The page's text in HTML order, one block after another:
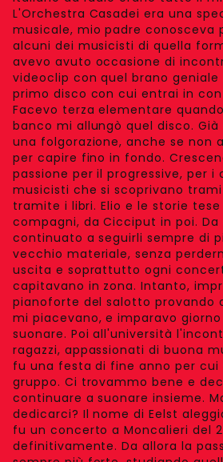
L'Orchestra Casadei era una
musicale, mio padre conosceva
alcuni dei musicisti di quella
avevo avuto occasione di
videoclip con quel brano geniale
primo disco con cui entrai in
Facevo terza elementare
banco mi allungò quel disco. Già
una folgorazione, anche se non
per capire fino in fondo.
passione per il progressive, per i
musicisti che si scoprivano
tramite i libri. Elio e le storie
compagni, da Cicciput in poi. Da
continuato a seguirli sempre di
vecchio materiale, senza
uscita e soprattutto ogni
capitavano in zona. Intanto,
pianoforte del salotto provando
mi piacevano, e imparavo
suonare. Poi all'università
ragazzi, appassionati di buona
fu una festa di fine anno per cui
gruppo. Ci trovammo bene e
continuare a suonare insieme.
dedicarci? Il nome di Eelst
fu un concerto a Moncalieri del
definitivamente. Da allora la